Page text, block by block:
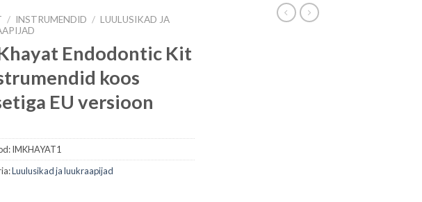
/ INSTRUMENDID / LUULUSIKAD JA
Endodontic Kit
koos
EU versioon
IMKHAYAT1
Luulusikad ja luukraapijad